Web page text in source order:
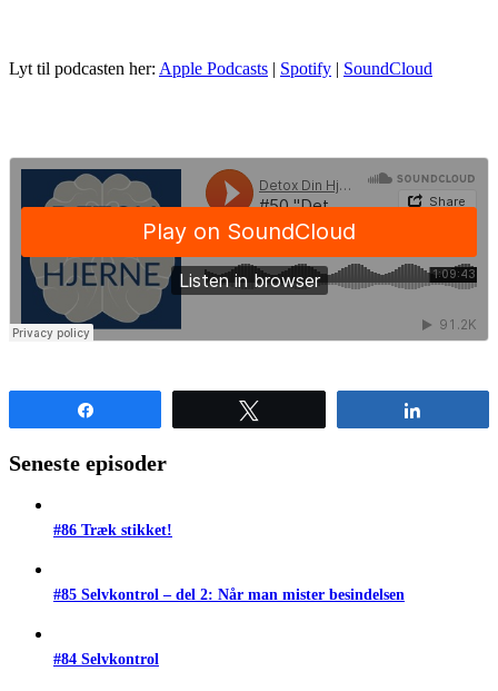
Lyt til podcasten her: Apple Podcasts | Spotify | SoundCloud
Seneste episoder
#86 Træk stikket!
#85 Selvkontrol – del 2: Når man mister besindelsen
#84 Selvkontrol